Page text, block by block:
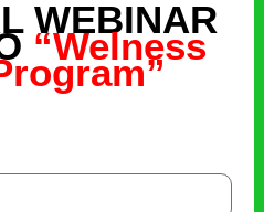
WEBINAR
“Welness